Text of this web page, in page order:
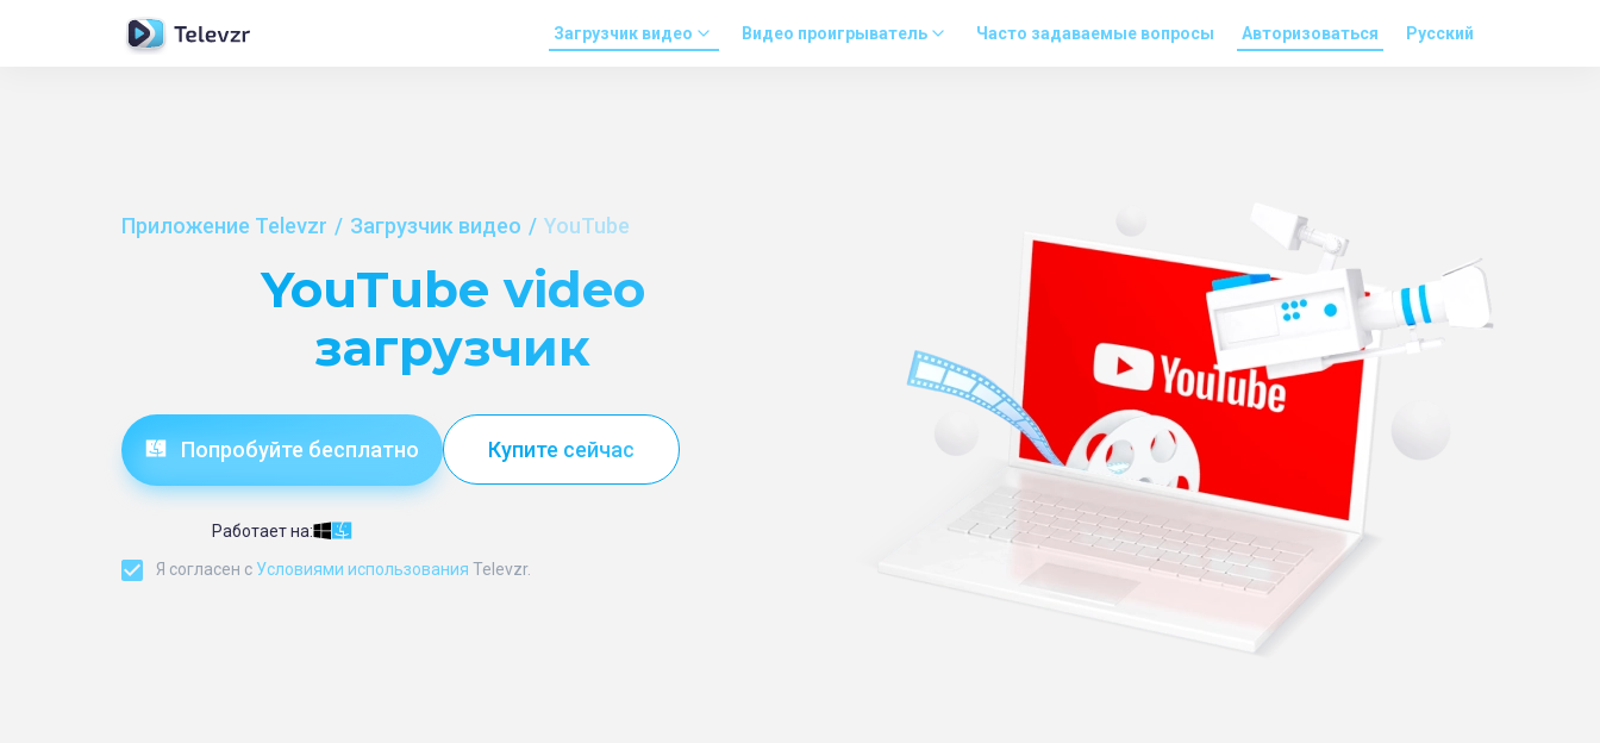
Загрузчик видео Видео проигрыватель Часто задаваемые вопросы Авторизоваться Русский
Приложение Televzr Загрузчик видео YouTube
YouTube video
загрузчик
Попробуйте бесплатно
Работает на:
Купите сейчас
Я согласен с Условиями использования Televzr.